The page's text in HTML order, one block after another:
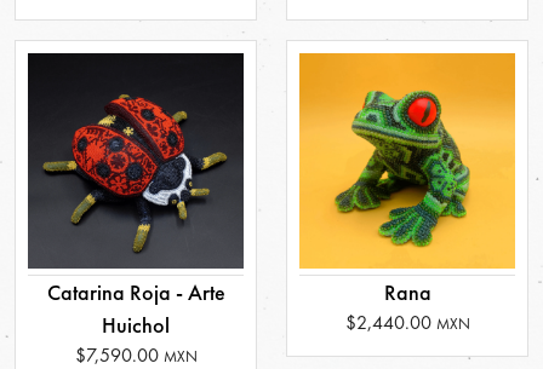
Catarina Roja - Arte
Huichol
$7,590.00 MXN
Rana
$2,440.00 MXN